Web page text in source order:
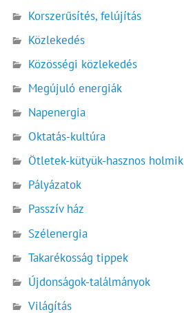
Korszerűsítés, felújítás
Közlekedés
Közösségi közlekedés
Megújuló energiák
Napenergia
Oktatás-kultúra
Ötletek-kütyük-hasznos holmik
Pályázatok
Passzív ház
Szélenergia
Takarékosság tippek
Újdonságok-találmányok
Világítás